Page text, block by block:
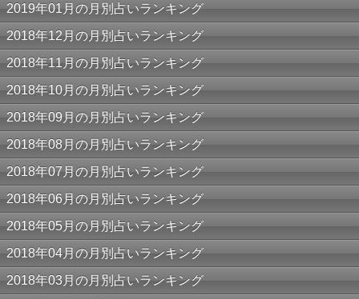
2019年01月の月別占いランキング
2018年12月の月別占いランキング
2018年11月の月別占いランキング
2018年10月の月別占いランキング
2018年09月の月別占いランキング
2018年08月の月別占いランキング
2018年07月の月別占いランキング
2018年06月の月別占いランキング
2018年05月の月別占いランキング
2018年04月の月別占いランキング
2018年03月の月別占いランキング